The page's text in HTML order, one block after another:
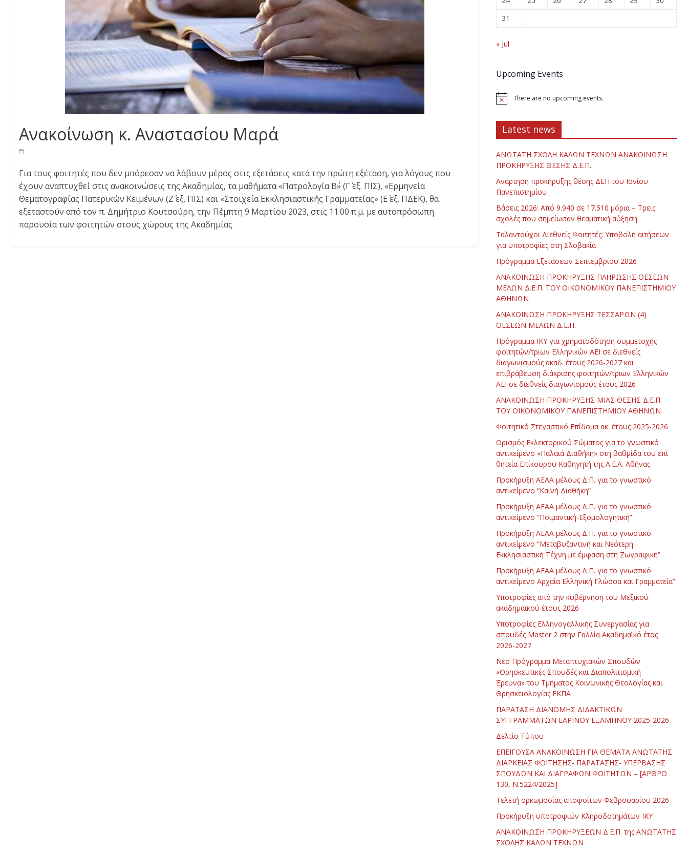
Ανακοίνωση κ. Αναστασίου Μαρά
Για τους φοιτητές που δεν μπόρεσαν να λάβουν μέρος στις εξετάσεις κατά την πρώτη εξέταση, για λόγους που
έχουν αναπτυχθεί στις ανακοινώσεις της Ακαδημίας, τα μαθήματα «Πατρολογία Β΄» (Γ΄ εξ. ΠΙΣ), «Ερμηνεία
Θεματογραφίας Πατερικών Κειμένων (Ζ΄ εξ. ΠΙΣ) και «Στοιχεία Εκκλησιαστικής Γραμματείας» (Ε΄ εξ. ΠΔΕΚ), θα
εξεταστούν από τον π. Δημήτριο Κουτσούρη, την Πέμπτη 9 Μαρτίου 2023, στις 11.00 π.μ. με αυτοπρόσωπη
παρουσία των φοιτητών στους χώρους της Ακαδημίας
31
« Jul
Upcoming Events
There are no upcoming events.
Latest news
ΑΝΩΤΑΤΗ ΣΧΟΛΗ ΚΑΛΩΝ ΤΕΧΝΩΝ ΑΝΑΚΟΙΝΩΣΗ
ΠΡΟΚΗΡΥΞΗΣ ΘΕΣΗΣ Δ.Ε.Π.
Ανάρτηση προκήρυξης θέσης ΔΕΠ του Ιονίου
Πανεπιστημίου
Βάσεις 2026: Από 9.940 σε 17.510 μόρια – Τρεις
σχολές που σημείωσαν θεαματική αύξηση
Ταλαντούχοι Διεθνείς Φοιτητές: Υποβολή αιτήσεων
για υποτροφίες στη Σλοβακία
Πρόγραμμα Εξετάσεων Σεπτεμβρίου 2026
ΑΝΑΚΟΙΝΩΣΗ ΠΡΟΚΗΡΥΞΗΣ ΠΛΗΡΩΣΗΣ ΘΕΣΕΩΝ
ΜΕΛΩΝ Δ.Ε.Π. ΤΟΥ ΟΙΚΟΝΟΜΙΚΟΥ ΠΑΝΕΠΙΣΤΗΜΙΟΥ
ΑΘΗΝΩΝ
ΑΝΑΚΟΙΝΩΣΗ ΠΡΟΚΗΡΥΞΗΣ ΤΕΣΣΑΡΩΝ (4)
ΘΕΣΕΩΝ ΜΕΛΩΝ Δ.Ε.Π.
Πρόγραμμα ΙΚΥ για χρηματοδότηση συμμετοχής
φοιτητών/τριων Ελληνικών ΑΕΙ σε διεθνείς
διαγωνισμούς ακαδ. έτους 2026-2027 και
επιβράβευση διάκρισης φοιτητών/τριων Ελληνικών
ΑΕΙ σε διεθνείς διαγωνισμούς έτους 2026
ΑΝΑΚΟΙΝΩΣΗ ΠΡΟΚΗΡΥΞΗΣ ΜΙΑΣ ΘΕΣΗΣ Δ.Ε.Π.
ΤΟΥ ΟΙΚΟΝΟΜΙΚΟΥ ΠΑΝΕΠΙΣΤΗΜΙΟΥ ΑΘΗΝΩΝ
Φοιτητικό Στεγαστικό Επίδομα ακ. έτους 2025-2026
Ορισμός Εκλεκτορικού Σώματος για το γνωστικό
αντικείμενο «Παλαιά Διαθήκη» στη βαθμίδα του επί
θητεία Επίκουρου Καθηγητή της Α.Ε.Α. Αθήνας
Προκήρυξη ΑΕΑΑ μέλους Δ.Π. για το γνωστικό
αντικείμενο “Καινή Διαθήκη”
Προκήρυξη ΑΕΑΑ μέλους Δ.Π. για το γνωστικό
αντικείμενο “Ποιμαντική-Εξομολογητική”
Προκήρυξη ΑΕΑΑ μέλους Δ.Π. για το γνωστικό
αντικείμενο “Μεταβυζαντινή και Νεότερη
Εκκλησιαστική Τέχνη με έμφαση στη Ζωγραφική”
Προκήρυξη ΑΕΑΑ μέλους Δ.Π. για το γνωστικό
αντικείμενο Αρχαία Ελληνική Γλώσσα και Γραμματεία”
Υποτροφίες από την κυβέρνηση του Μεξικού
ακαδημαϊκού έτους 2026
Υποτροφίες Ελληνογαλλικής Συνεργασίας για
σπουδές Master 2 στην Γαλλία Ακαδημαϊκό έτος
2026-2027
Νέο Πρόγραμμα Μεταπτυχιακών Σπουδών
«Θρησκευτικές Σπουδές και Διαπολιτισμική
Έρευνα» του Τμήματος Κοινωνικής Θεολογίας και
Θρησκειολογίας ΕΚΠΑ
ΠΑΡΑΤΑΣΗ ΔΙΑΝΟΜΗΣ ΔΙΔΑΚΤΙΚΩΝ
ΣΥΓΓΡΑΜΜΑΤΩΝ ΕΑΡΙΝΟΥ ΕΞΑΜΗΝΟΥ 2025-2026
Δελτίο Τύπου
ΕΠΕΙΓΟΥΣΑ ΑΝΑΚΟΙΝΩΣΗ ΓΙΑ ΘΕΜΑΤΑ ΑΝΩΤΑΤΗΣ
ΔΙΑΡΚΕΙΑΣ ΦΟΙΤΗΣΗΣ- ΠΑΡΑΤΑΣΗΣ- ΥΠΕΡΒΑΣΗΣ
ΣΠΟΥΔΩΝ ΚΑΙ ΔΙΑΓΡΑΦΩΝ ΦΟΙΤΗΤΩΝ – [ΑΡΘΡΟ
130, Ν.5224/2025]
Τελετή ορκωμοσίας αποφοίτων Φεβρουαρίου 2026
Προκήρυξη υποτροφιών Κληροδοτημάτων ΙΚΥ
ΑΝΑΚΟΙΝΩΣΗ ΠΡΟΚΗΡΥΞΕΩΝ Δ.Ε.Π. της ΑΝΩΤΑΤΗΣ
ΣΧΟΛΗΣ ΚΑΛΩΝ ΤΕΧΝΩΝ